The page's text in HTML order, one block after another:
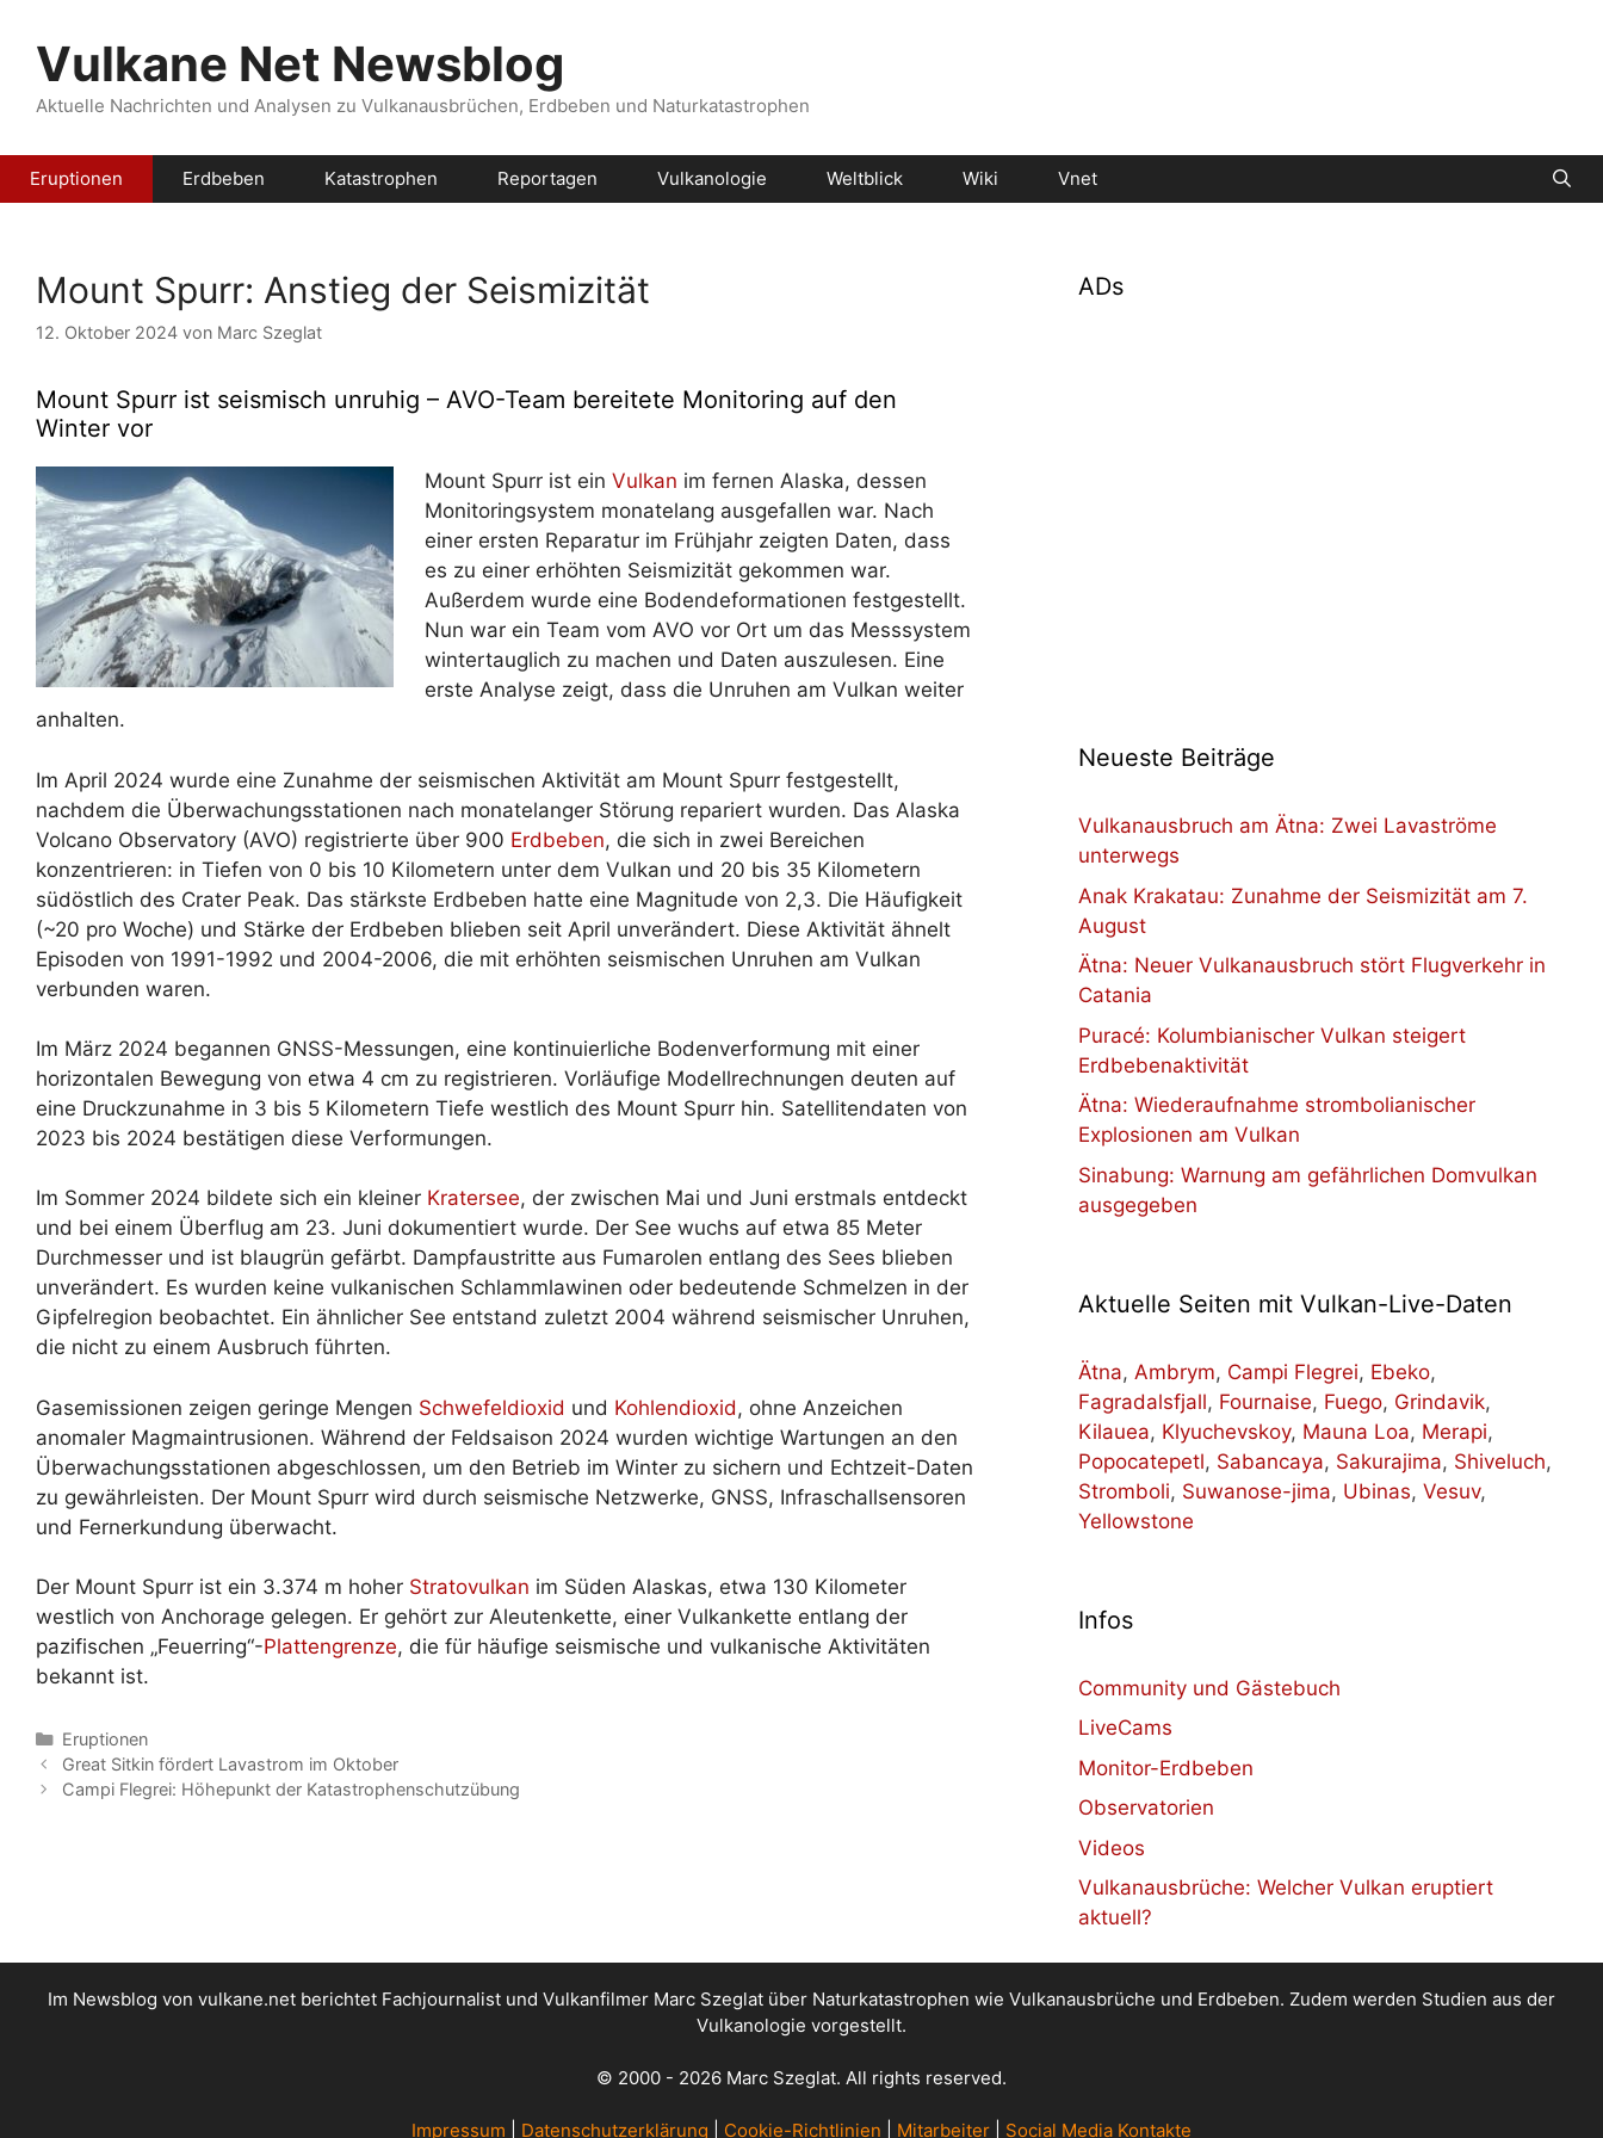
Inhalt
springenVulkane Net Newsblog
Aktuelle Nachrichten und Analysen zu Vulkanausbrüchen, Erdbeben und Naturkatastrophen
Eruptionen Erdbeben Katastrophen Reportagen Vulkanologie Weltblick Wiki Vnet
Mount Spurr: Anstieg der Seismizität
12. Oktober 2024 von Marc Szeglat
Mount Spurr ist seismisch unruhig – AVO-Team bereitete Monitoring auf den
Winter vor
Mount Spurr ist ein Vulkan im fernen Alaska, dessen
Monitoringsystem monatelang ausgefallen war. Nach
einer ersten Reparatur im Frühjahr zeigten Daten, dass
es zu einer erhöhten Seismizität gekommen war.
Außerdem wurde eine Bodendeformationen festgestellt.
Nun war ein Team vom AVO vor Ort um das Messsystem
wintertauglich zu machen und Daten auszulesen. Eine
erste Analyse zeigt, dass die Unruhen am Vulkan weiter
anhalten.
Im April 2024 wurde eine Zunahme der seismischen Aktivität am Mount Spurr festgestellt,
nachdem die Überwachungsstationen nach monatelanger Störung repariert wurden. Das Alaska
Volcano Observatory (AVO) registrierte über 900 Erdbeben, die sich in zwei Bereichen
konzentrieren: in Tiefen von 0 bis 10 Kilometern unter dem Vulkan und 20 bis 35 Kilometern
südöstlich des Crater Peak. Das stärkste Erdbeben hatte eine Magnitude von 2,3. Die Häufigkeit
(~20 pro Woche) und Stärke der Erdbeben blieben seit April unverändert. Diese Aktivität ähnelt
Episoden von 1991-1992 und 2004-2006, die mit erhöhten seismischen Unruhen am Vulkan
verbunden waren.
Im März 2024 begannen GNSS-Messungen, eine kontinuierliche Bodenverformung mit einer
horizontalen Bewegung von etwa 4 cm zu registrieren. Vorläufige Modellrechnungen deuten auf
eine Druckzunahme in 3 bis 5 Kilometern Tiefe westlich des Mount Spurr hin. Satellitendaten von
2023 bis 2024 bestätigen diese Verformungen.
Im Sommer 2024 bildete sich ein kleiner Kratersee, der zwischen Mai und Juni erstmals entdeckt
und bei einem Überflug am 23. Juni dokumentiert wurde. Der See wuchs auf etwa 85 Meter
Durchmesser und ist blaugrün gefärbt. Dampfaustritte aus Fumarolen entlang des Sees blieben
unverändert. Es wurden keine vulkanischen Schlammlawinen oder bedeutende Schmelzen in der
Gipfelregion beobachtet. Ein ähnlicher See entstand zuletzt 2004 während seismischer Unruhen,
die nicht zu einem Ausbruch führten.
Gasemissionen zeigen geringe Mengen Schwefeldioxid und Kohlendioxid, ohne Anzeichen
anomaler Magmaintrusionen. Während der Feldsaison 2024 wurden wichtige Wartungen an den
Überwachungsstationen abgeschlossen, um den Betrieb im Winter zu sichern und Echtzeit-Daten
zu gewährleisten. Der Mount Spurr wird durch seismische Netzwerke, GNSS, Infraschallsensoren
und Fernerkundung überwacht.
Der Mount Spurr ist ein 3.374 m hoher Stratovulkan im Süden Alaskas, etwa 130 Kilometer
westlich von Anchorage gelegen. Er gehört zur Aleutenkette, einer Vulkankette entlang der
pazifischen „Feuerring“-Plattengrenze, die für häufige seismische und vulkanische Aktivitäten
bekannt ist.
Kategorien
Eruptionen
Great Sitkin fördert Lavastrom im Oktober
Campi Flegrei: Höhepunkt der Katastrophenschutzübung
ADs
Neueste Beiträge
Vulkanausbruch am Ätna: Zwei Lavaströme
unterwegs
Anak Krakatau: Zunahme der Seismizität am 7.
August
Ätna: Neuer Vulkanausbruch stört Flugverkehr in
Catania
Puracé: Kolumbianischer Vulkan steigert
Erdbebenaktivität
Ätna: Wiederaufnahme strombolianischer
Explosionen am Vulkan
Sinabung: Warnung am gefährlichen Domvulkan
ausgegeben
Aktuelle Seiten mit Vulkan-Live-Daten
Ätna, Ambrym, Campi Flegrei, Ebeko,
Fagradalsfjall, Fournaise, Fuego, Grindavik,
Kilauea, Klyuchevskoy, Mauna Loa, Merapi,
Popocatepetl, Sabancaya, Sakurajima, Shiveluch,
Stromboli, Suwanose-jima, Ubinas, Vesuv,
Yellowstone
Infos
Community und Gästebuch
LiveCams
Monitor-Erdbeben
Observatorien
Videos
Vulkanausbrüche: Welcher Vulkan eruptiert
aktuell?
Im Newsblog von vulkane.net berichtet Fachjournalist und Vulkanfilmer Marc Szeglat über Naturkatastrophen wie Vulkanausbrüche und Erdbeben. Zudem werden Studien aus der
Vulkanologie vorgestellt.
© 2000 - 2026 Marc Szeglat. All rights reserved.
Impressum Datenschutzerklärung Cookie-Richtlinien Mitarbeiter Social Media Kontakte